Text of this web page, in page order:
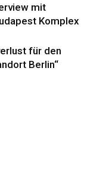
mit
Komplex
für den
Berlin“